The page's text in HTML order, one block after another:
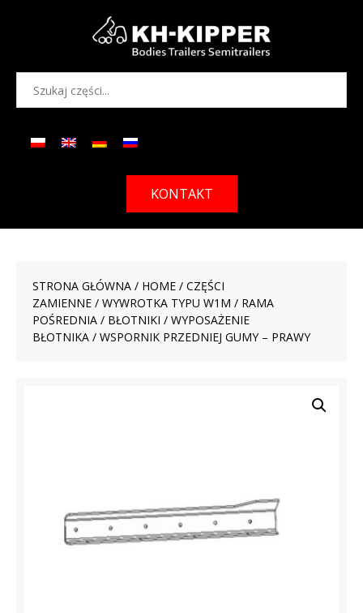
KONTAKT
STRONA GŁÓWNA / HOME / CZĘŚCI
ZAMIENNE / WYWROTKA TYPU W1M / RAMA
POŚREDNIA / BŁOTNIKI / WYPOSAŻENIE
BŁOTNIKA / WSPORNIK PRZEDNIEJ GUMY – PRAWY